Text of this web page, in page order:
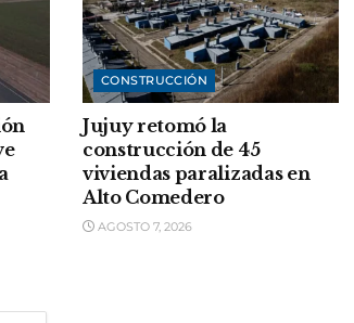
CONSTRUCCIÓN
Jujuy retomó la
construcción de 45
viviendas paralizadas en
Alto Comedero
AGOSTO 7, 2026